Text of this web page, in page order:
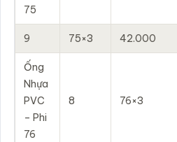
75
9 75×3 42.000
Ống
Nhựa
PVC
– Phi
76
8 76×3